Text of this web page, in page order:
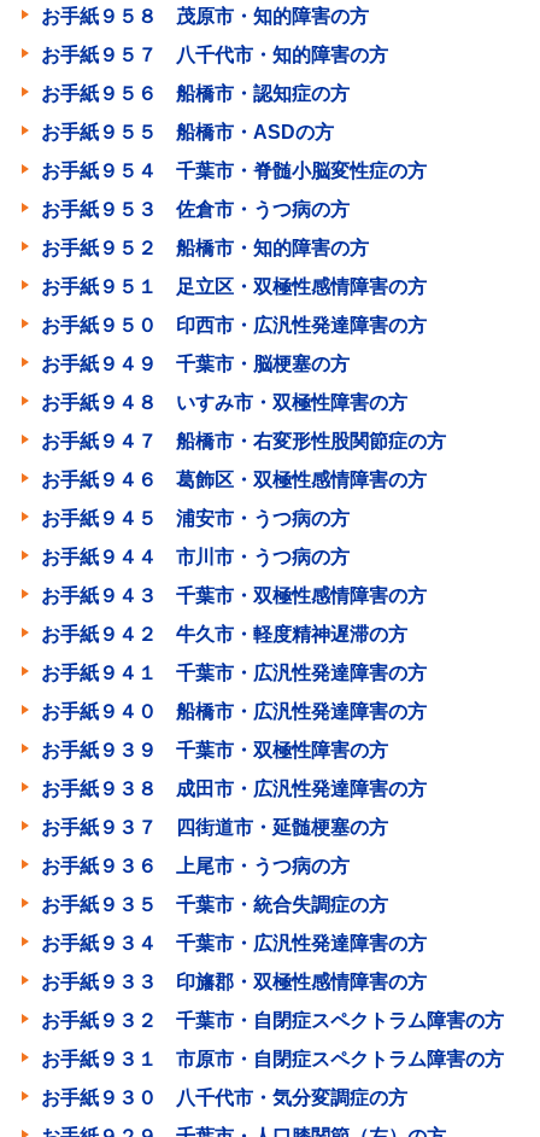
お手紙９５８ 茂原市・知的障害の方
お手紙９５７ 八千代市・知的障害の方
お手紙９５６ 船橋市・認知症の方
お手紙９５５ 船橋市・ASDの方
お手紙９５４ 千葉市・脊髄小脳変性症の方
お手紙９５３ 佐倉市・うつ病の方
お手紙９５２ 船橋市・知的障害の方
お手紙９５１ 足立区・双極性感情障害の方
お手紙９５０ 印西市・広汎性発達障害の方
お手紙９４９ 千葉市・脳梗塞の方
お手紙９４８ いすみ市・双極性障害の方
お手紙９４７ 船橋市・右変形性股関節症の方
お手紙９４６ 葛飾区・双極性感情障害の方
お手紙９４５ 浦安市・うつ病の方
お手紙９４４ 市川市・うつ病の方
お手紙９４３ 千葉市・双極性感情障害の方
お手紙９４２ 牛久市・軽度精神遅滞の方
お手紙９４１ 千葉市・広汎性発達障害の方
お手紙９４０ 船橋市・広汎性発達障害の方
お手紙９３９ 千葉市・双極性障害の方
お手紙９３８ 成田市・広汎性発達障害の方
お手紙９３７ 四街道市・延髄梗塞の方
お手紙９３６ 上尾市・うつ病の方
お手紙９３５ 千葉市・統合失調症の方
お手紙９３４ 千葉市・広汎性発達障害の方
お手紙９３３ 印旛郡・双極性感情障害の方
お手紙９３２ 千葉市・自閉症スペクトラム障害の方
お手紙９３１ 市原市・自閉症スペクトラム障害の方
お手紙９３０ 八千代市・気分変調症の方